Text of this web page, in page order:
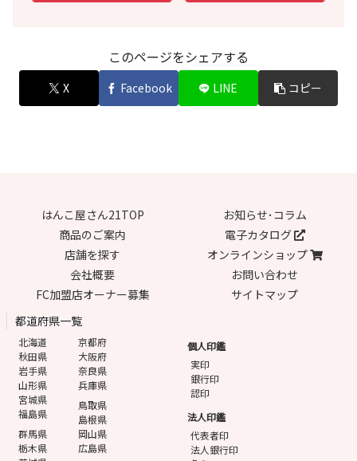
このページをシェアする
X Facebook LINE コピー
はんこ屋さん21TOP
お知らせ･コラム
商品のご案内
電子カタログ
店舗を探す
オンラインショップ
会社概要
お問い合わせ
FC加盟店オーナー募集
サイトマップ
都道府県一覧
北海道
秋田県
岩手県
山形県
宮城県
福島県
群馬県
栃木県
京都府
大阪府
奈良県
兵庫県
鳥取県
島根県
岡山県
広島県
個人印鑑
実印
銀行印
認印
法人印鑑
代表者印
法人銀行印